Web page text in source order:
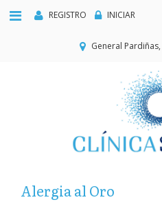
REGISTRO INICIAR
General
Alergia al Oro